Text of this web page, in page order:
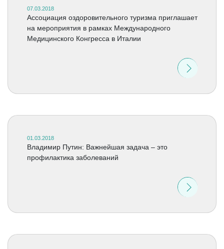
07.03.2018
Ассоциация оздоровительного туризма приглашает
на мероприятия в рамках Международного
Медицинского Конгресса в Италии
01.03.2018
Владимир Путин: Важнейшая задача – это
профилактика заболеваний